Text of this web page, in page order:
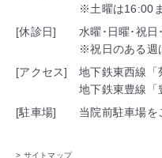
※土曜は16:00
[休診日]
水曜･日曜･祝日
※祝日のある週
[アクセス]
地下鉄東西線「
地下鉄東豊線「
[駐車場]
当院前駐車場を
> サイトマップ